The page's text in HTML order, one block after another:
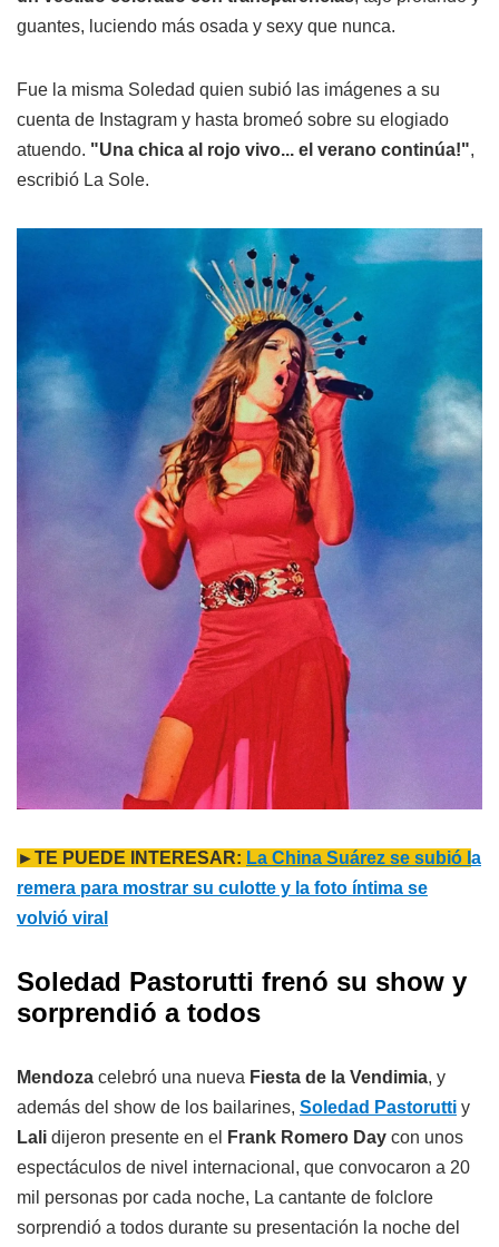
guantes, luciendo más osada y sexy que nunca.
Fue la misma Soledad quien subió las imágenes a su
cuenta de Instagram y hasta bromeó sobre su elogiado
atuendo. "Una chica al rojo vivo... el verano continúa!",
escribió La Sole.
►TE PUEDE INTERESAR: La China Suárez se subió l a
remera para mostrar su culotte y la foto íntima se
volvió viral
Soledad Pastorutti frenó su show y
sorprendió a todos
Mendoza celebró una nueva Fiesta de la Vendimia, y
además del show de los bailarines, Soledad Pastorutti y
Lali dijeron presente en el Frank Romero Day con unos
espectáculos de nivel internacional, que convocaron a 20
mil personas por cada noche, La cantante de folclore
sorprendió a todos durante su presentación la noche del